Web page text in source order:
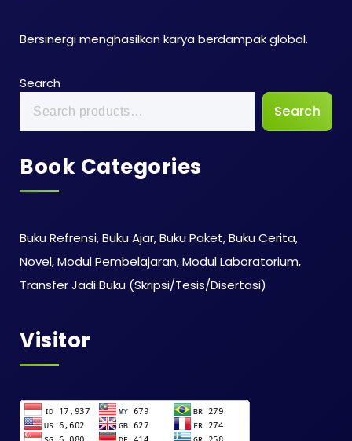
Bersinergi menghasilkan karya berdampak global.
Search
Search
Book Categories
Buku Refrensi, Buku Ajar, Buku Paket, Buku Cerita,
Novel, Modul Pembelajaran, Modul Laboratorium,
Transfer Jadi Buku (Skripsi/Tesis/Disertasi)
Visitor